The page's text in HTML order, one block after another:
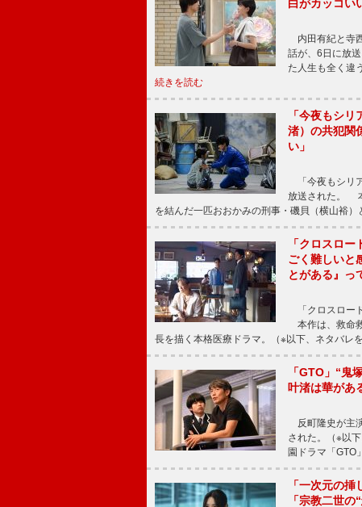
白がカッコい
内田有紀と寺
話が、6日に放
た人生も全く違
続きを読む
「今夜もシ
渚）の共犯関
い」
「今夜もシリ
放送された。
を結んだ一匹おおかみの刑事・磯貝（横山裕
「クロスロ
ごく難しいと
とがある』っ
「クロスロー
本作は、救命
長を描く本格医療ドラマ。（※以下、ネタバ
「GTO」“鬼
叶渚は華があ
反町隆史が主
された。（※以
園ドラマ「GTO
「一次元の
「宗教二世の